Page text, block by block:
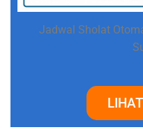
Jadwal Sholat